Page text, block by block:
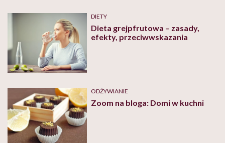
DIETY
Dieta grejpfrutowa – zasady,
efekty, przeciwwskazania
ODŻYWIANIE
Zoom na bloga: Domi w kuchni